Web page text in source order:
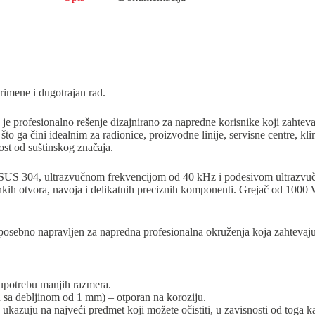
i dugotrajan rad.
je profesionalno rešenje dizajnirano za napredne korisnike koji
ga čini idealnim za radionice, proizvodne linije, servisne centre,
od suštinskog značaja.
304, ultrazvučnom frekvencijom od 40 kHz i podesivom
otvora, navoja i delikatnih preciznih komponenti. Grejač od
napravljen za napredna profesionalna okruženja koja
manjih razmera.
debljinom od 1 mm) – otporan na koroziju.
na najveći predmet koji možete očistiti, u zavisnosti od toga